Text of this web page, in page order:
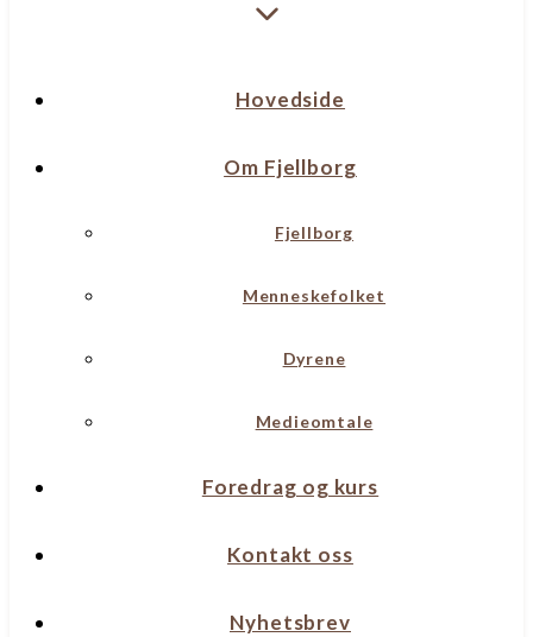
Hovedside
Om Fjellborg
Fjellborg
Menneskefolket
Dyrene
Medieomtale
Foredrag og kurs
Kontakt oss
Nyhetsbrev